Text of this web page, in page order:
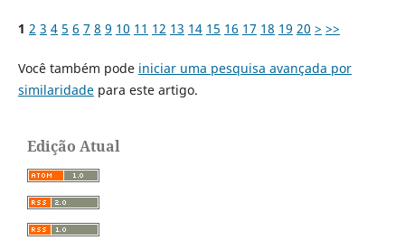
1 2 3 4 5 6 7 8 9 10 11 12 13 14 15 16 17 18 19 20 > >>
Você também pode iniciar uma pesquisa avançada por
similaridadepara este artigo.
Edição Atual